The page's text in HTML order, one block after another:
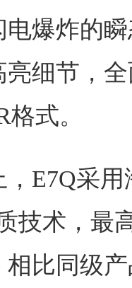
爆炸的
亮细节，
式。
E7Q采用
技术，最
比同级